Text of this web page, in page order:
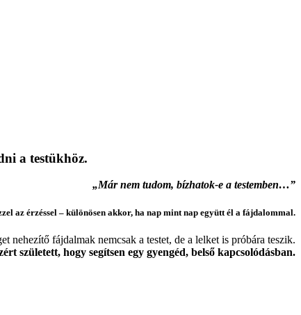
a testükhöz.
„Már nem tudom, bízhatok-e a testemben…”
az érzéssel – különösen akkor, ha nap mint nap együtt él a fájdalommal.
nehezítő fájdalmak nemcsak a testet, de a lelket is próbára teszik.
született, hogy segítsen egy gyengéd, belső kapcsolódásban.